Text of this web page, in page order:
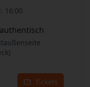
16:00
Tickets